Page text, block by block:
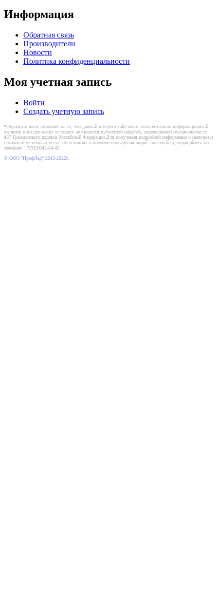
Информация
Обратная связь
Производители
Новости
Политика конфиденциальности
Моя учетная запись
Войти
Создать учетную запись
*Обращаем ваше внимание на то, что данный интернет-сайт носит исключительно информационный
характер и ни при каких условиях не является публичной офертой, определяемой положениями ст.
437 Гражданского кодекса Российской Федерации.Для получения подробной информации о наличии и
стоимости указанных услуг, об условиях и времени проведения акций, пожалуйста, обращайтесь по
телефону +7(929)043-84-45.
© ООО "ПрофЛед" 2015-2022г.